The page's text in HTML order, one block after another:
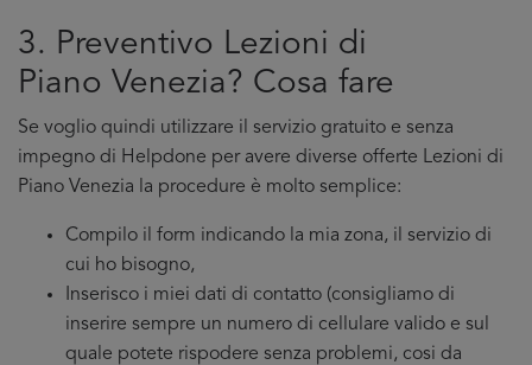
3. Preventivo Lezioni di
Piano Venezia? Cosa fare
Se voglio quindi utilizzare il servizio gratuito e senza
impegno di Helpdone per avere diverse offerte Lezioni di
Piano Venezia la procedure è molto semplice:
Compilo il form indicando la mia zona, il servizio di
cui ho bisogno,
Inserisco i miei dati di contatto (consigliamo di
inserire sempre un numero di cellulare valido e sul
quale potete rispodere senza problemi, cosi da